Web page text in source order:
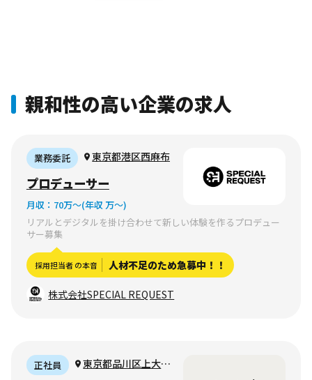
親和性の高い企業の求人
業務委託 東京都港区西麻布
プロデューサー
月収： 70万〜(年収 万〜)
リアルとデジタルを掛け合わせて新しい体験を作るプロデュー
サー募集
採用担当者 の本音 人材不足のため急募中！！
株式会社SPECIAL REQUEST
正社員
東京都品川区上大崎